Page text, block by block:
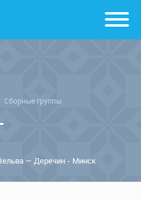
Сборные группы
— Де­ре­чин - Минск